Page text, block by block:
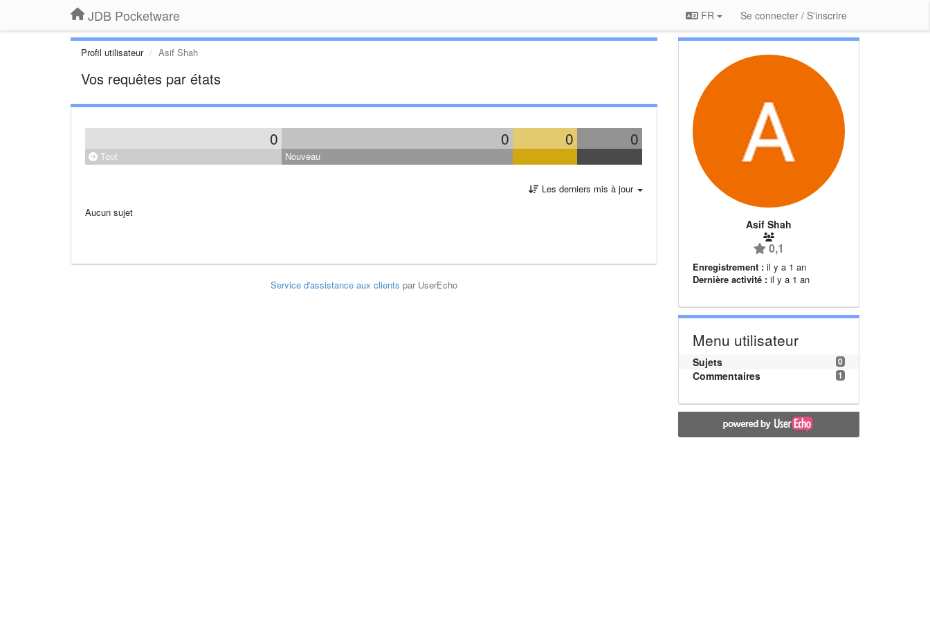
JDB Pocketware FR Se connecter / S'inscrire
Profil utilisateur Asif Shah
Vos requêtes par états
0 0 0 0
Tout Nouveau
Les derniers mis à jour
Aucun sujet
Service d'assistance aux clients par UserEcho
Asif Shah
0,1
Enregistrement : il y a 1 an
Dernière activité : il y a 1 an
Menu utilisateur
0
Sujets
1
Commentaires